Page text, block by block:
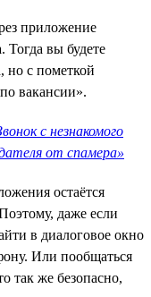
приложение
Тогда вы будете
но с пометкой
вакансии».
с незнакомого
от спамера»
остаётся
даже если
в диалоговое окно
Или пообщаться
так же безопасно,